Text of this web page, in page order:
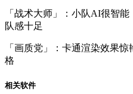
「战术大师」：小队AI很智
队感十足
「画质党」：卡通渲染效果
格
相关软件